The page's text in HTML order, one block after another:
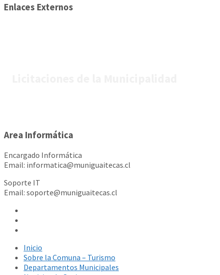
Enlaces Externos
Area Informática
Encargado Informática
Email: informatica@muniguaitecas.cl
Soporte IT
Email: soporte@muniguaitecas.cl
Inicio
Sobre la Comuna – Turismo
Departamentos Municipales